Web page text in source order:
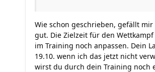
Wie schon geschrieben, gefällt
gut. Die Zielzeit für den
im Training noch anpassen. Dein
19.10. wenn ich das jetzt nicht
wirst du durch dein Training noch